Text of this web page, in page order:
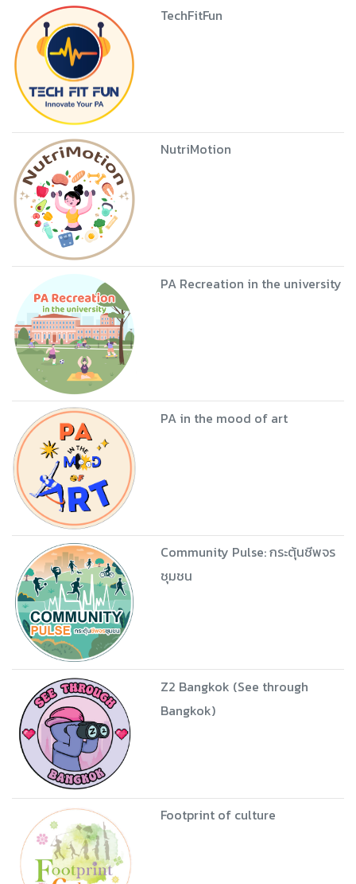
TechFitFun
NutriMotion
PA Recreation in the university
PA in the mood of art
Community Pulse: กระตุ้นชีพจร
ชุมชน
Z2 Bangkok (See through
Bangkok)
Footprint of culture